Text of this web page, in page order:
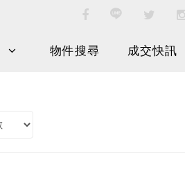
物件搜尋 成交快訊